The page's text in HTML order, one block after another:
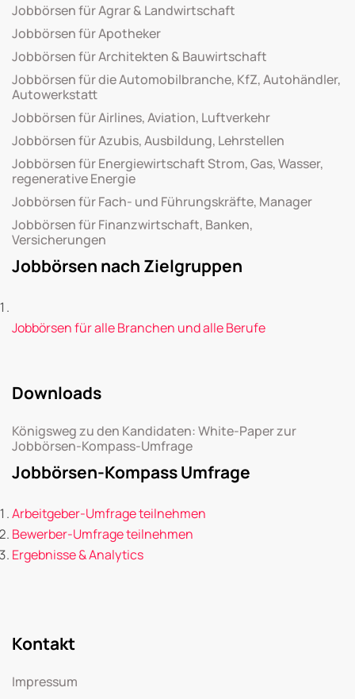
Jobbörsen für Agrar & Landwirtschaft
Jobbörsen für Apotheker
Jobbörsen für Architekten & Bauwirtschaft
Jobbörsen für die Automobilbranche, KfZ, Autohändler,
Autowerkstatt
Jobbörsen für Airlines, Aviation, Luftverkehr
Jobbörsen für Azubis, Ausbildung, Lehrstellen
Jobbörsen für Energiewirtschaft Strom, Gas, Wasser,
regenerative Energie
Jobbörsen für Fach- und Führungskräfte, Manager
Jobbörsen für Finanzwirtschaft, Banken,
Versicherungen
Jobbörsen nach Zielgruppen
Jobbörsen für alle Branchen und alle Berufe
Downloads
Königsweg zu den Kandidaten: White-Paper zur
Jobbörsen-Kompass-Umfrage
Jobbörsen-Kompass Umfrage
Arbeitgeber-Umfrage teilnehmen
Bewerber-Umfrage teilnehmen
Ergebnisse & Analytics
Kontakt
Impressum